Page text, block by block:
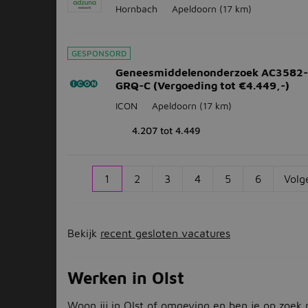
Hornbach Apeldoorn (17 km)
GESPONSORD
Geneesmiddelenonderzoek
GRQ-C (Vergoeding tot €4.449,-)
ICON Apeldoorn (17 km)
4.207 tot 4.449
1 2 3 4 5 6
Bekijk recent gesloten vacatures
Werken in Olst
Woon jij in Olst of omgeving en ben je op zoek